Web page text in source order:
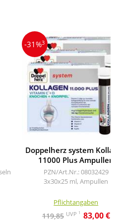
-31%3
Doppelherz system
11000 Plus Ampullen
PZN/Art.Nr.: 08032429
3x30x25 ml, Ampullen
Pflichtangaben
119,85 UVP 1 83,00 €